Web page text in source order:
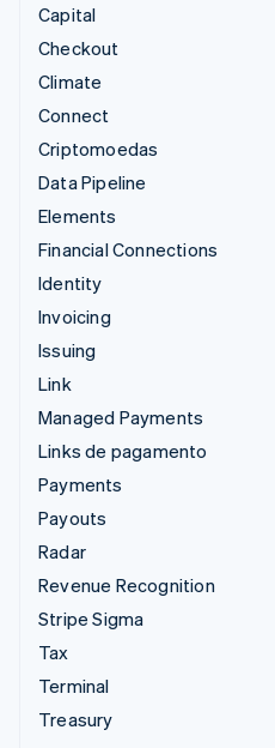
Capital
Checkout
Climate
Connect
Criptomoedas
Data Pipeline
Elements
Financial Connections
Identity
Invoicing
Issuing
Link
Managed Payments
Links de pagamento
Payments
Payouts
Radar
Revenue Recognition
Stripe Sigma
Tax
Terminal
Treasury